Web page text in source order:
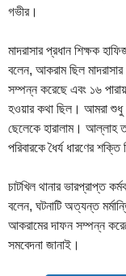
গভীর।
মাদরাসার প্রধান শিক্ষক
বলেন, আকরাম ছিল
সম্পন্ন করেছে এবং ১৬
হওয়ার কথা ছিল। আমরা শুধু
ছেলেকে হারালাম। আল্লাহ
পরিবারকে ধৈর্য ধারণের শক্তি
চাটখিল থানার ভারপ্রাপ্ত
বলেন, ঘটনাটি অত্যন্ত
আকরামের দাফন সম্পন্ন
সমবেদনা জানাই।